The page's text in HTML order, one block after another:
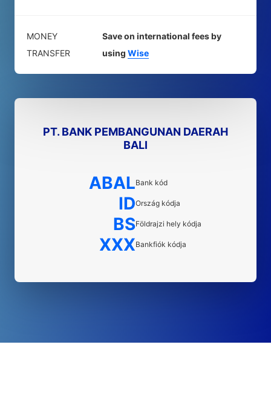
MONEY
TRANSFER
Save on international fees by
using Wise
PT. BANK PEMBANGUNAN DAERAH
BALI
ABALBank kód
IDOrszág kódja
BSFöldrajzi hely kódja
XXXBankfiók kódja